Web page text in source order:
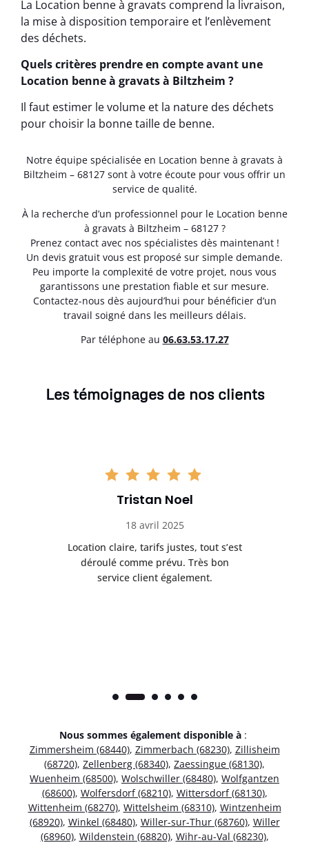
La Location benne à gravats comprend la livraison,
la mise à disposition temporaire et l’enlèvement
des déchets.
Quels critères prendre en compte avant une
Location benne à gravats à Biltzheim ?
Il faut estimer le volume et la nature des déchets
pour choisir la bonne taille de benne.
Notre équipe spécialisée en Location benne à gravats à
Biltzheim – 68127 sont à votre écoute pour vous offrir un
service de qualité.
À la recherche d’un professionnel pour le Location benne
à gravats à Biltzheim – 68127 ?
Prenez contact avec nos spécialistes dès maintenant !
Un devis gratuit vous est proposé sur simple demande.
Peu importe la complexité de votre projet, nous vous
garantissons une prestation fiable et sur mesure.
Contactez-nous dès aujourd’hui pour bénéficier d’un
travail soigné dans les meilleurs délais.
Par téléphone au 06.63.53.17.27
Les témoignages de nos clients
Tristan Noel
18 avril 2025
Location claire, tarifs justes, tout s’est
déroulé comme prévu. Très bon
service client également.
Nous sommes également disponible à :
Zimmersheim (68440), Zimmerbach (68230), Zillisheim
(68720), Zellenberg (68340), Zaessingue (68130),
Wuenheim (68500), Wolschwiller (68480), Wolfgantzen
(68600), Wolfersdorf (68210), Wittersdorf (68130),
Wittenheim (68270), Wittelsheim (68310), Wintzenheim
(68920), Winkel (68480), Willer-sur-Thur (68760), Willer
(68960), Wildenstein (68820), Wihr-au-Val (68230),